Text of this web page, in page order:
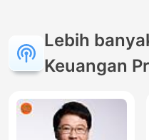
Lebih
Keuangan